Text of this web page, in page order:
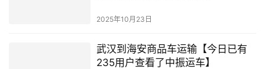
2025年10月23日
武汉到海安商品车运输【今日已有
235用户查看了中振运车】